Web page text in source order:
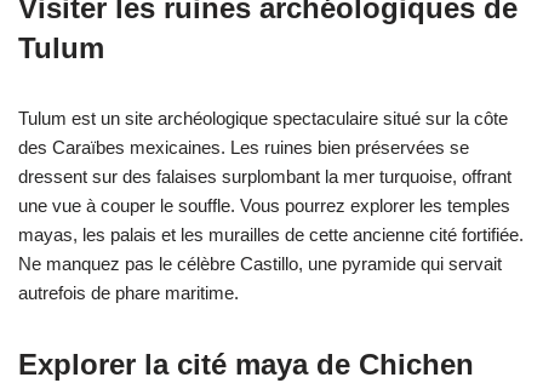
Visiter les ruines archéologiques de
Tulum
Tulum est un site archéologique spectaculaire situé sur la côte
des Caraïbes mexicaines. Les ruines bien préservées se
dressent sur des falaises surplombant la mer turquoise, offrant
une vue à couper le souffle. Vous pourrez explorer les temples
mayas, les palais et les murailles de cette ancienne cité fortifiée.
Ne manquez pas le célèbre Castillo, une pyramide qui servait
autrefois de phare maritime.
Explorer la cité maya de Chichen